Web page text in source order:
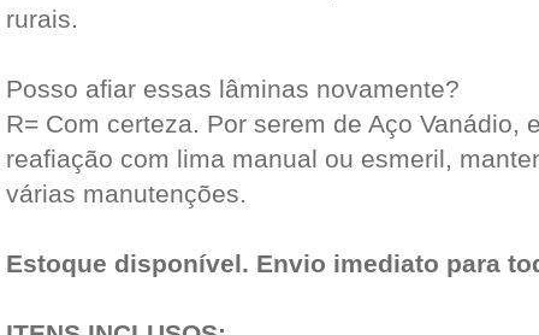
rurais.
Posso afiar essas lâminas novamente?
R= Com certeza. Por serem de Aço Vanádio,
reafiação com lima manual ou esmeril,
várias manutenções.
Estoque disponível. Envio imediato para